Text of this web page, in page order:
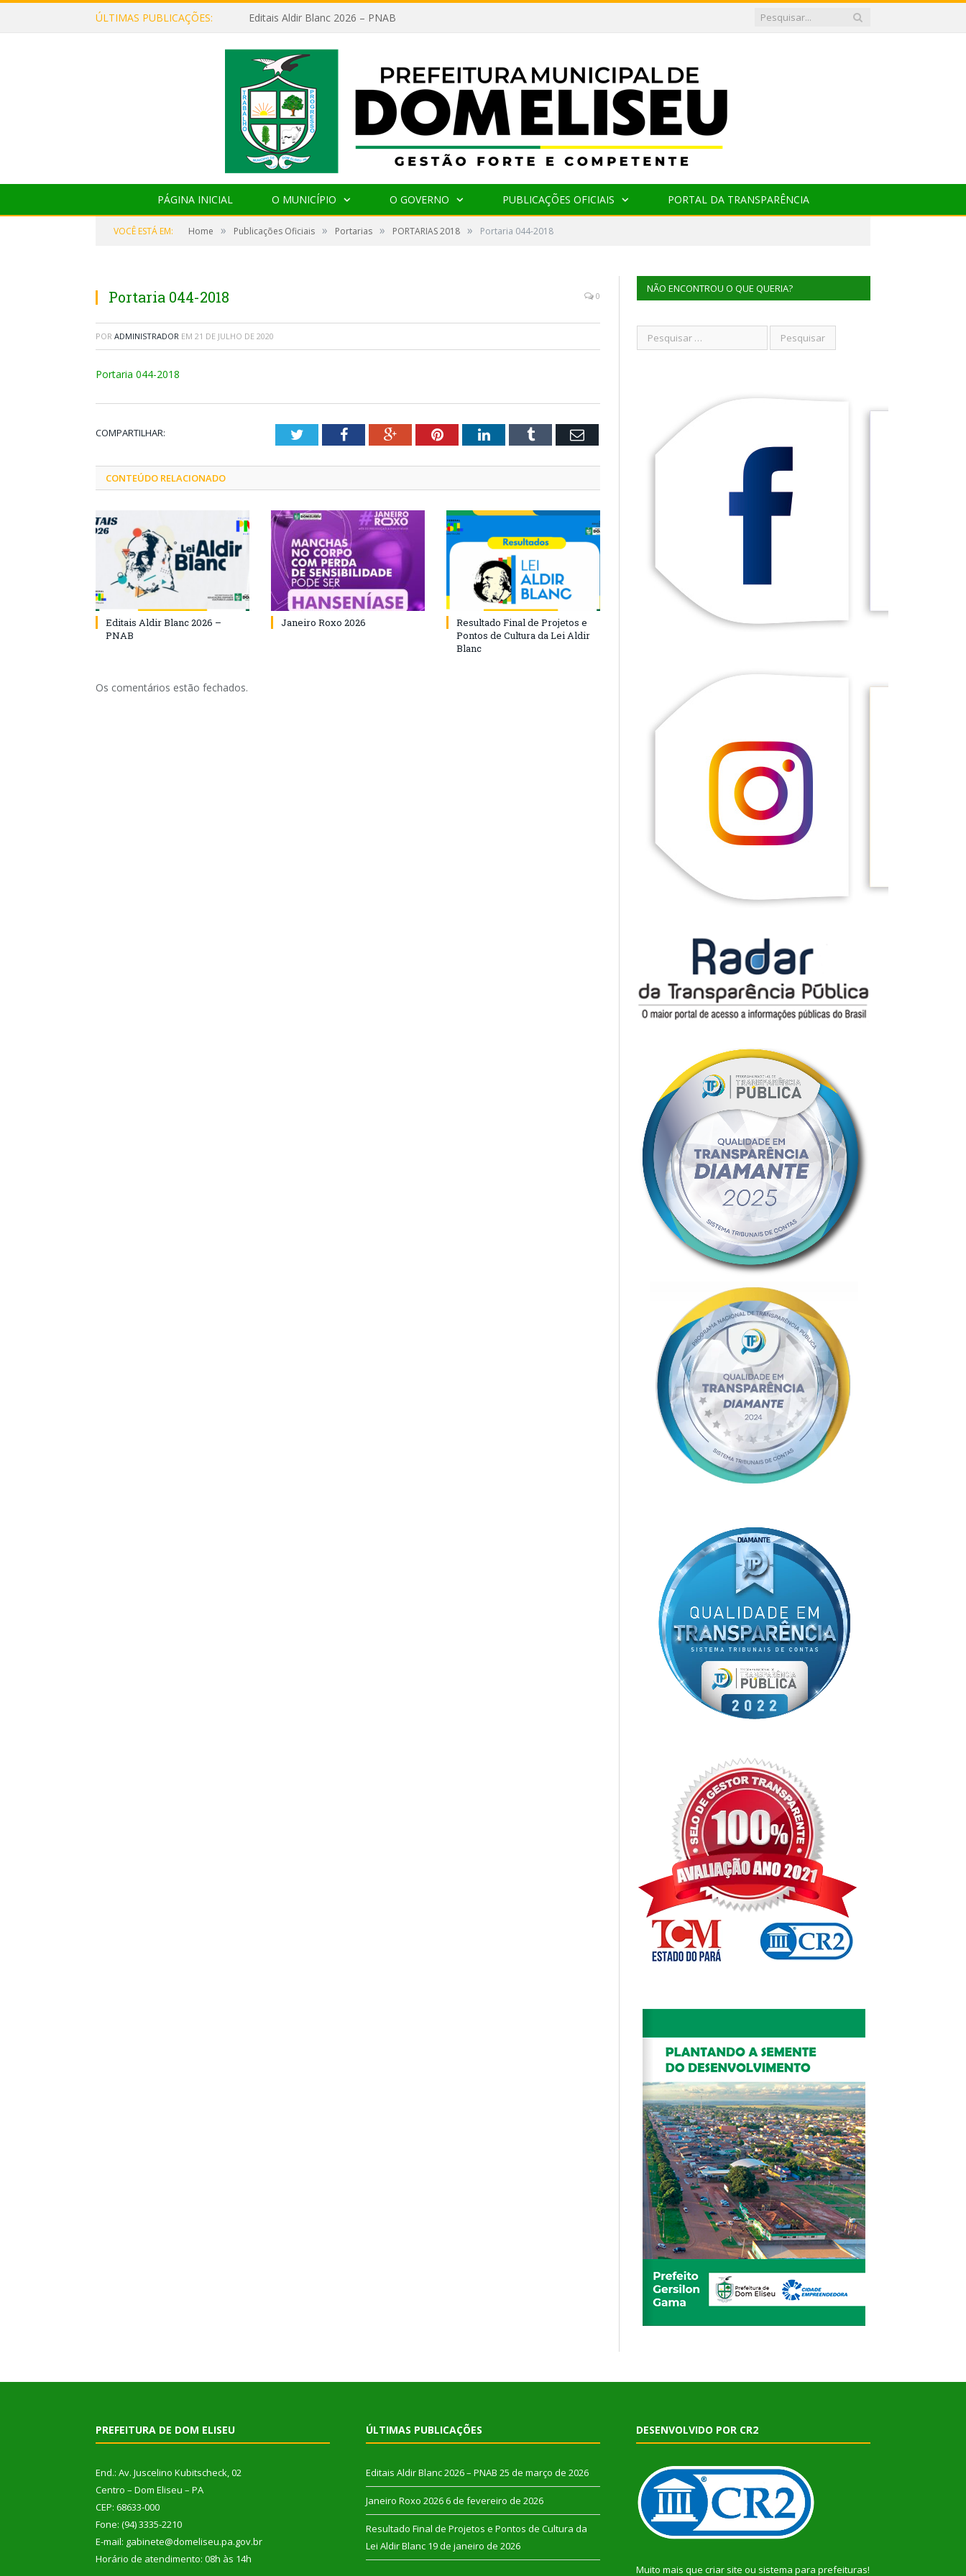
ÚLTIMAS PUBLICAÇÕES: Editais Aldir Blanc 2026 – PNAB
PÁGINA INICIAL O MUNICÍPIO O GOVERNO PUBLICAÇÕES OFICIAIS PORTAL DA TRANSPARÊNCIA
VOCÊ ESTÁ EM: Home » Publicações Oficiais » Portarias » PORTARIAS 2018 » Portaria 044-2018
Portaria 044-2018 0
POR ADMINISTRADOR EM 21 DE JULHO DE 2020
Portaria 044-2018
COMPARTILHAR: TwitterFacebookGoogle+PinterestLinkedInTumblr Email
CONTEÚDO RELACIONADO
Editais Aldir Blanc 2026 –
PNAB
Janeiro Roxo 2026
Resultado Final de Projetos e
Pontos de Cultura da Lei Aldir
Blanc
Os comentários estão fechados.
NÃO ENCONTROU O QUE QUERIA?
PREFEITURA DE DOM ELISEU
End.: Av. Juscelino Kubitscheck, 02
Centro – Dom Eliseu – PA
CEP: 68633-000
Fone: (94) 3335-2210
E-mail: gabinete@domeliseu.pa.gov.br
Horário de atendimento: 08h às 14h
ÚLTIMAS PUBLICAÇÕES
Editais Aldir Blanc 2026 – PNAB 25 de março de 2026
Janeiro Roxo 2026 6 de fevereiro de 2026
Resultado Final de Projetos e Pontos de Cultura da
Lei Aldir Blanc 19 de janeiro de 2026
DESENVOLVIDO POR CR2
Muito mais que criar site ou sistema para prefeituras!